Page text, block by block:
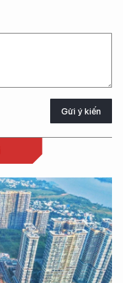
Gửi ý kiến